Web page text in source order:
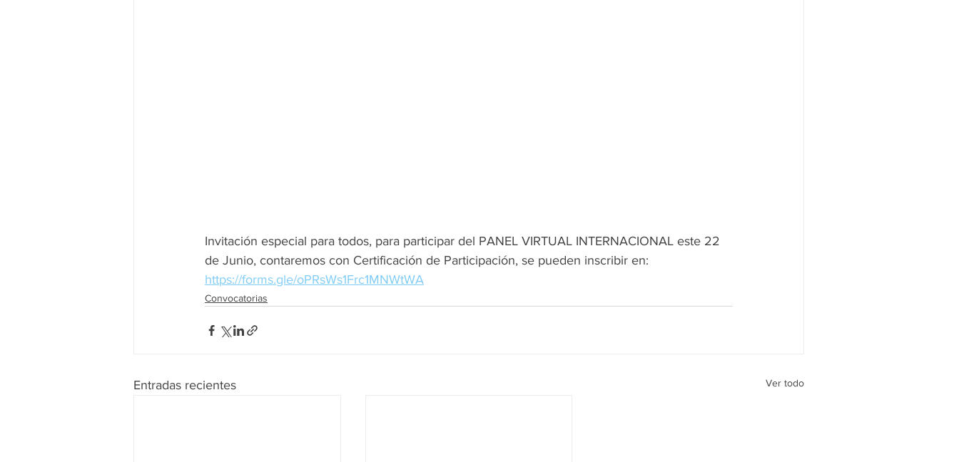
Invitación especial para todos, para participar del PANEL VIRTUAL INTERNACIONAL este 22
de Junio, contaremos con Certificación de Participación, se pueden inscribir en:
https://forms.gle/oPRsWs1Frc1MNWtWA
Convocatorias
Entradas recientes Ver todo